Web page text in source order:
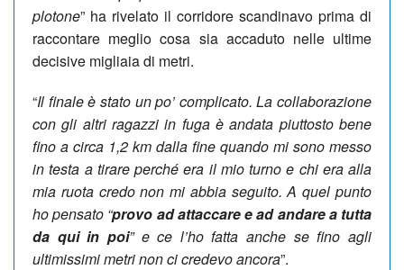
plotone” ha rivelato il corridore scandinavo prima di
raccontare meglio cosa sia accaduto nelle ultime
decisive migliaia di metri.
“Il finale è stato un po’ complicato. La collaborazione
con gli altri ragazzi in fuga è andata piuttosto bene
fino a circa 1,2 km dalla fine quando mi sono messo
in testa a tirare perché era il mio turno e chi era alla
mia ruota credo non mi abbia seguito. A quel punto
ho pensato “provo ad attaccare e ad andare a tutta
da qui in poi” e ce l’ho fatta anche se fino agli
ultimissimi metri non ci credevo ancora”.